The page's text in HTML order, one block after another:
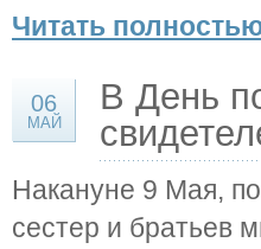
Читать
06
МАЙ
В День
Накануне 9 Мая,
сестер и братьев